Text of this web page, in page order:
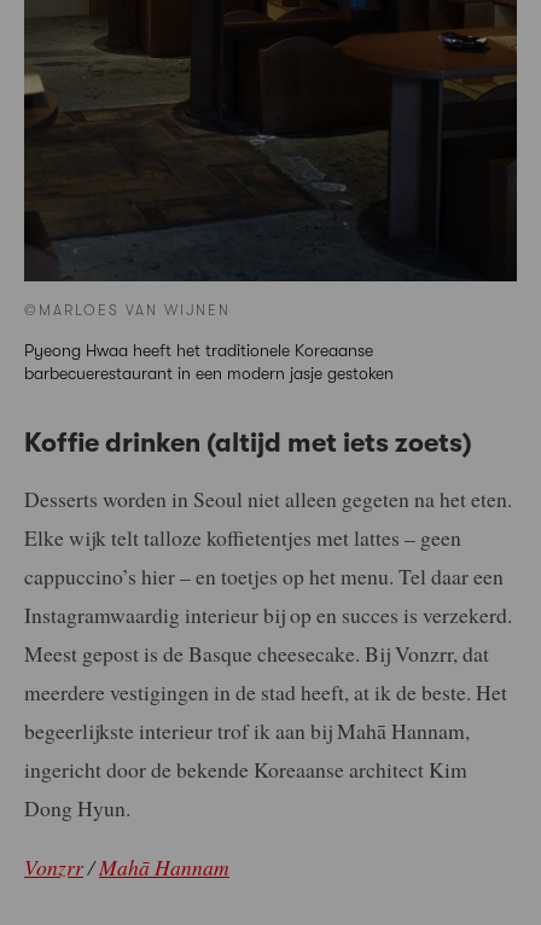
©MARLOES VAN WIJNEN
Pyeong Hwaa heeft het traditionele Koreaanse
barbecuerestaurant in een modern jasje gestoken
Koffie drinken (altijd met iets zoets)
Desserts worden in Seoul niet alleen gegeten na het eten.
Elke wijk telt talloze koffietentjes met lattes – geen
cappuccino’s hier – en toetjes op het menu. Tel daar een
Instagramwaardig interieur bij op en succes is verzekerd.
Meest gepost is de Basque cheesecake. Bij Vonzrr, dat
meerdere vestigingen in de stad heeft, at ik de beste. Het
begeerlijkste interieur trof ik aan bij Mahā Hannam,
ingericht door de bekende Koreaanse architect Kim
Dong Hyun.
Vonzrr/Mahā Hannam